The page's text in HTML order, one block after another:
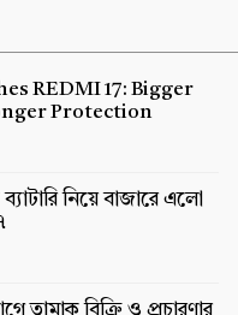
REDMI 17: Bigger
Protection
নিয়ে বাজারে এলো
তামাক বিক্রি ও প্রচারণার